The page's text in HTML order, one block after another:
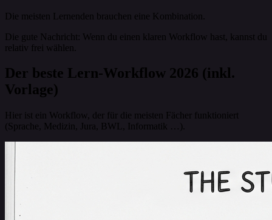
Die meisten Lernenden brauchen eine Kombination.
Die gute Nachricht: Wenn du einen klaren Workflow hast, kannst du
relativ frei wählen.
Der beste Lern-Workflow 2026 (inkl.
Vorlage)
Hier ist ein Workflow, der für die meisten Fächer funktioniert
(Sprache, Medizin, Jura, BWL, Informatik …).